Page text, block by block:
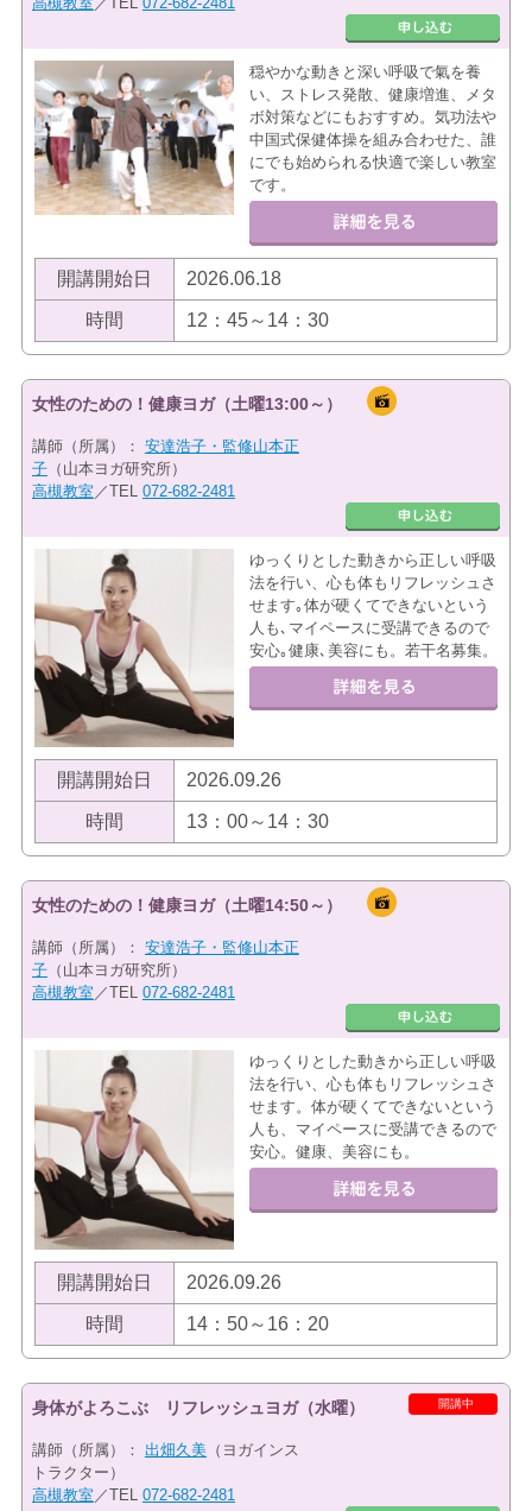
穏やかな動きと深い呼吸で氣を養
い、ストレス発散、健康増進、メタ
ボ対策などにもおすすめ。気功法や
中国式保健体操を組み合わせた、誰
にでも始められる快適で楽しい教室
です。
開講開始日 2026.06.18
時間 12：45～14：30
女性のための！健康ヨガ（土曜13:00～）
講師（所属）： 安達浩子・監修山本正
子（山本ヨガ研究所）
高槻教室 ／TEL 072-682-2481
ゆっくりとした動きから正しい呼吸
法を行い、心も体もリフレッシュさ
せます｡体が硬くてできないという
人も､マイペースに受講できるので
安心｡健康､美容にも。若干名募集。
開講開始日 2026.09.26
時間 13：00～14：30
女性のための！健康ヨガ（土曜14:50～）
講師（所属）： 安達浩子・監修山本正
子（山本ヨガ研究所）
高槻教室 ／TEL 072-682-2481
ゆっくりとした動きから正しい呼吸
法を行い、心も体もリフレッシュさ
せます。体が硬くてできないという
人も、マイペースに受講できるので
安心。健康、美容にも。
開講開始日 2026.09.26
時間 14：50～16：20
開講中
身体がよろこぶ リフレッシュヨガ（水曜）
講師（所属）： 出畑久美（ヨガインス
トラクター）
高槻教室 ／TEL 072-682-2481